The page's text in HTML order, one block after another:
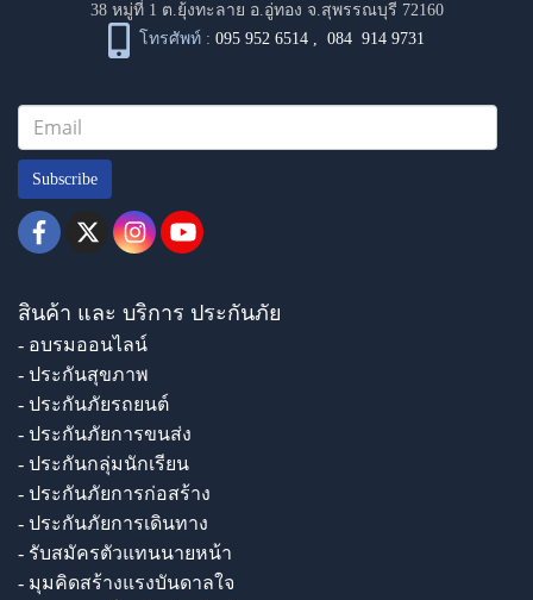
38 หมู่ที่ 1 ต.ยุ้งทะลาย อ.อู่ทอง จ.สุพรรณบุรี 72160
โทรศัพท์ : 095 952 6514 ,084 914 9731
Subscribe
สินค้า และ บริการ ประกันภัย
- อบรมออนไลน์
- ประกันสุขภาพ
- ประกันภัยรถยนต์
- ประกันภัยการขนส่ง
- ประกันกลุ่มนักเรียน
- ประกันภัยการก่อสร้าง
- ประกันภัยการเดินทาง
- รับสมัครตัวแทนนายหน้า
- มุมคิดสร้างแรงบันดาลใจ